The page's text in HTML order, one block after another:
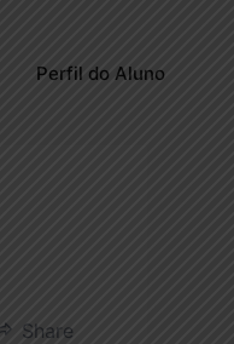
Perfil do Aluno
Share